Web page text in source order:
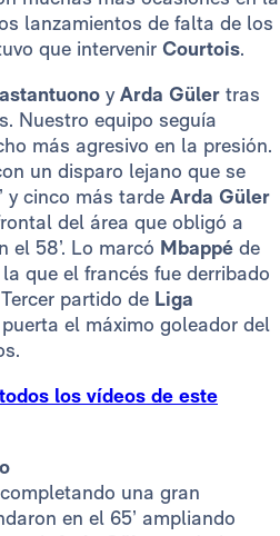
lanzamientos de falta de los
que intervenir Courtois.
yArda Güler tras
Nuestro equipo seguía
más agresivo en la presión.
un disparo lejano que se
y cinco más tarde Arda Güler
del área que obligó a
el 58’. Lo marcó Mbappé de
que el francés fue derribado
partido de Liga
el máximo goleador del
los vídeos de este
una gran
en el 65’ ampliando